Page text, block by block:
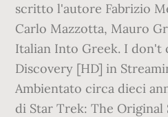
scritto l'autore Fabrizio
Carlo Mazzotta, Mauro
Italian Into Greek. I don't
Discovery [HD] in
Ambientato circa dieci
di Star Trek: The Original